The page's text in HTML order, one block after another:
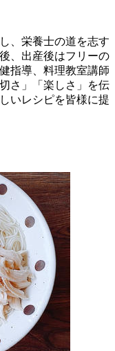
、栄養士の道を志す
、出産後はフリーの
指導、料理教室講師
さ」「楽しさ」を伝
いレシピを皆様に提